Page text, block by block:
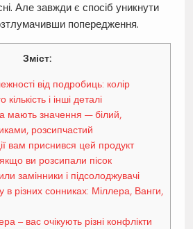
Але завжди є спосіб уникнути
попередження.
Зміст:
від подробиць: колір
і інші деталі
мають значення — білий,
розсипчастий
вам приснився цей продукт
ви розсипали пісок
замінники і підсолоджувачі
в різних сонниках: Міллера, Ванги,
– вас очікують різні конфлікти